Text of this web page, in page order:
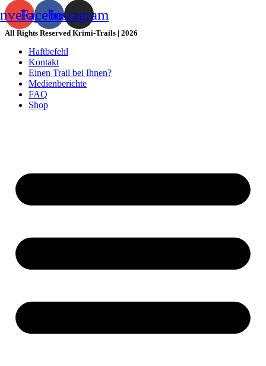
FacebookInstagram
All Rights Reserved Krimi-Trails | 2026
Haftbefehl
Kontakt
Einen Trail bei Ihnen?
Medienberichte
FAQ
Shop